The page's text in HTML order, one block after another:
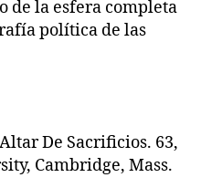
de la esfera completa
política de las
De Sacrificios. 63,
Cambridge, Mass.